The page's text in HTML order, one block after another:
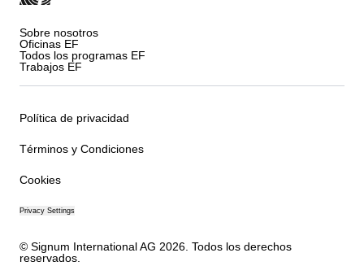
Sobre nosotros
Oficinas EF
Todos los programas EF
Trabajos EF
Política de privacidad
Términos y Condiciones
Cookies
Privacy Settings
© Signum International AG 2026. Todos los derechos
reservados.